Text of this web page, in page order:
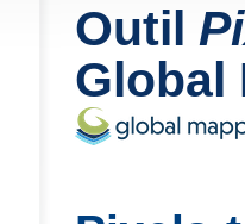
Outil
Global